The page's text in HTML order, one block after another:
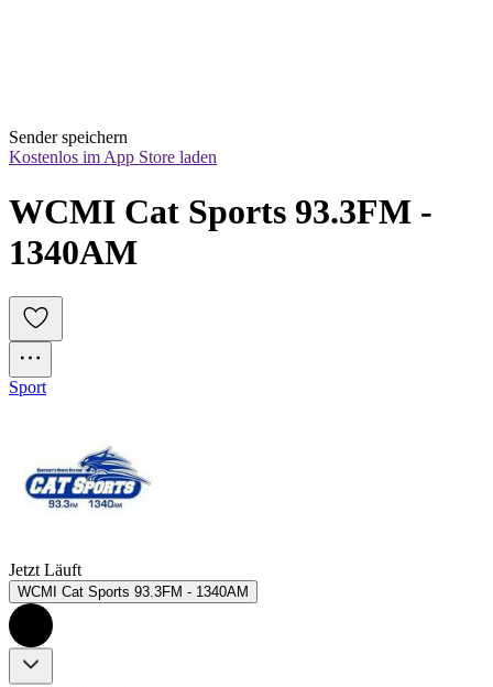
Sender speichern
Kostenlos im App Store laden
WCMI Cat Sports 93.3FM -
1340AM
Sport
Jetzt Läuft
WCMI Cat Sports 93.3FM - 1340AM